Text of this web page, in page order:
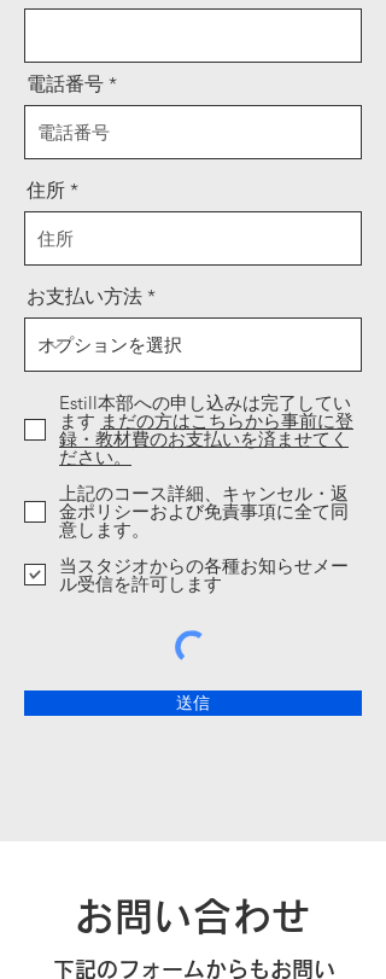
電話番号
住所
お支払い方法
Estill本部への申し込みは完了してい
ます まだの方はこちらから事前に登
録・教材費のお支払いを済ませてく
ださい。
上記のコース詳細、キャンセル・返
金ポリシーおよび免責事項に全て同
意します。
当スタジオからの各種お知らせメー
ル受信を許可します
送信
お問い合わせ
​下記のフォームからもお問い